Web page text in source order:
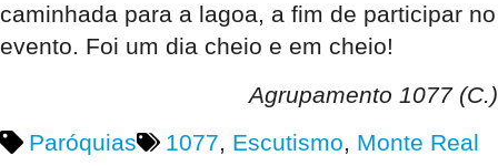
caminhada para a lagoa, a fim de participar no
evento. Foi um dia cheio e em cheio!
Agrupamento 1077 (C.)
Paróquias
1077, Escutismo, Monte Real